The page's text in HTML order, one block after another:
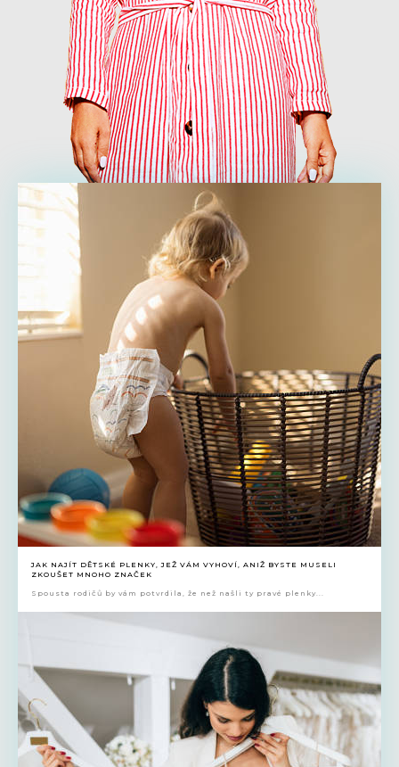
JAK NAJÍT DĚTSKÉ PLENKY, JEŽ VÁM VYHOVÍ, ANIŽ BYSTE MUSELI
ZKOUŠET MNOHO ZNAČEK
Spousta rodičů by vám potvrdila, že než našli ty pravé plenky...